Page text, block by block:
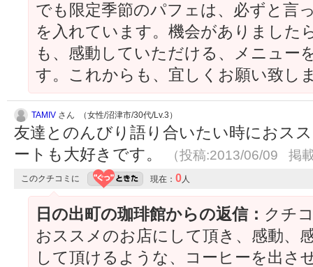
でも限定季節のパフェは、必ずと言
を入れています。機会がありました
も、感動していただける、メニュー
す。これからも、宜しくお願い致し
TAMIV さん （女性/沼津市/30代/Lv.3）
友達とのんびり語り合いたい時におス
ートも大好きです。
（投稿:2013/06/09 掲
このクチコミに 現在： 0人
日の出町の珈琲館からの返信： クチ
おススメのお店にして頂き、感動、
して頂けるような、コーヒーを出さ